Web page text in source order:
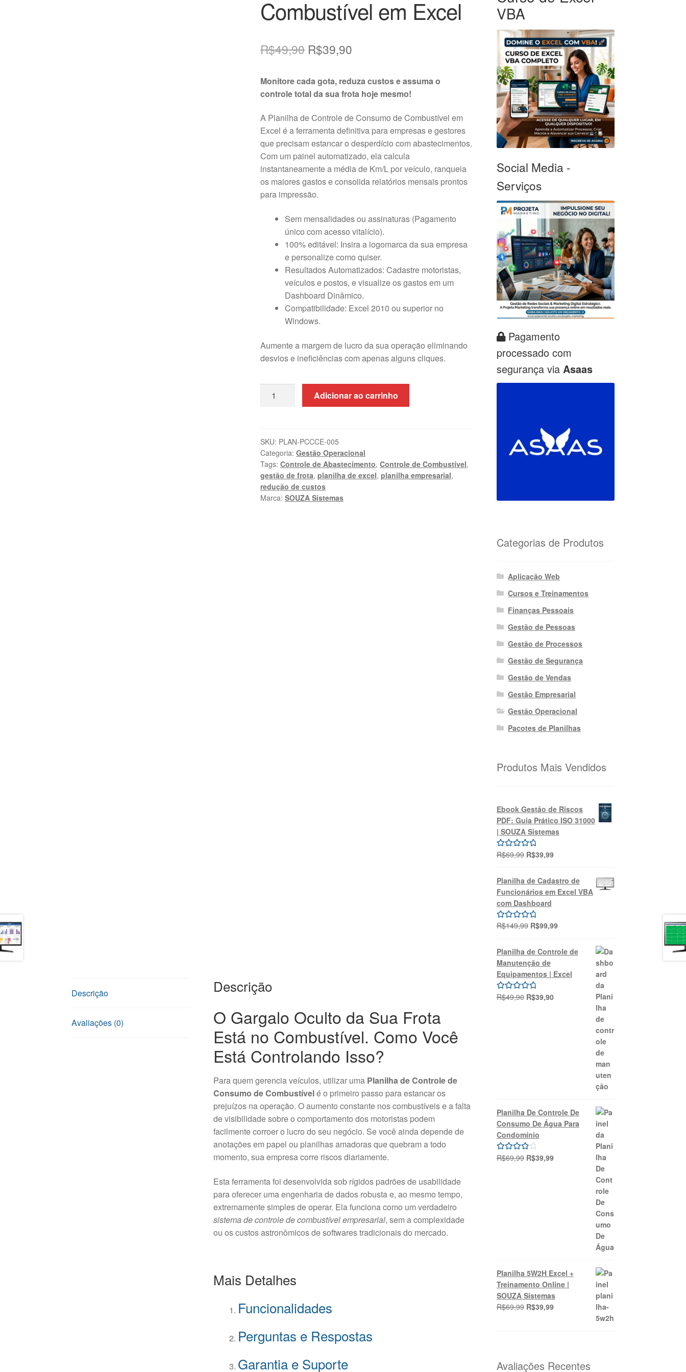
Combustível em Excel
R$49,90 O
original
R$49,90.
R$39,90
atual
R$39,90.
Monitore cada gota, reduza custos e assuma o
controle total da sua frota hoje mesmo!
A Planilha de Controle de Consumo de Combustível em
Excel é a ferramenta definitiva para empresas e gestores
que precisam estancar o desperdício com abastecimentos.
Com um painel automatizado, ela calcula
instantaneamente a média de Km/L por veículo, ranqueia
os maiores gastos e consolida relatórios mensais prontos
para impressão.
Sem mensalidades ou assinaturas (Pagamento
único com acesso vitalício).
100% editável: Insira a logomarca da sua empresa
e personalize como quiser.
Resultados Automatizados: Cadastre motoristas,
veículos e postos, e visualize os gastos em um
Dashboard Dinâmico.
Compatibilidade: Excel 2010 ou superior no
Windows.
Aumente a margem de lucro da sua operação eliminando
desvios e ineficiências com apenas alguns cliques.
Consumo
de
Combustível
em
Excel
quantidade
Adicionar ao carrinho
SKU: PLAN-PCCCE-005
Categoria:Gestão Operacional
Tags:Controle de Abastecimento,Controle de Combustível,
gestão de frota,planilha de excel,planilha empresarial,
redução de custos
Marca:SOUZA Sistemas
Descrição
Avaliações (0)
Descrição
O Gargalo Oculto da Sua Frota
Está no Combustível. Como Você
Está Controlando Isso?
Para quem gerencia veículos, utilizar uma Planilha de Controle de
Consumo de Combustívelé o primeiro passo para estancar os
prejuízos na operação. O aumento constante nos combustíveis e a falta
de visibilidade sobre o comportamento dos motoristas podem
facilmente corroer o lucro do seu negócio. Se você ainda depende de
anotações em papel ou planilhas amadoras que quebram a todo
momento, sua empresa corre riscos diariamente.
Esta ferramenta foi desenvolvida sob rígidos padrões de usabilidade
para oferecer uma engenharia de dados robusta e, ao mesmo tempo,
extremamente simples de operar. Ela funciona como um verdadeiro
sistema de controle de combustível empresarial, sem a complexidade
ou os custos astronômicos de softwares tradicionais do mercado.
Mais Detalhes
Funcionalidades
Perguntas e Respostas
Garantia e Suporte
VBA
Social Media -
Serviços
Pagamento
processado com
segurança via Asaas
Categorias de Produtos
Aplicação Web
Cursos e Treinamentos
Finanças Pessoais
Gestão de Pessoas
Gestão de Processos
Gestão de Segurança
Gestão de Vendas
Gestão Empresarial
Gestão Operacional
Pacotes de Planilhas
Produtos Mais Vendidos
Ebook Gestão de Riscos
PDF: Guia Prático ISO 31000
| SOUZA Sistemas
Avaliação
R$69,99 O
original
era:
R$69,99.
R$39,99O
é:
R$39,99.
Planilha de Cadastro de
Funcionários em Excel VBA
com Dashboard
Avaliação
R$149,99 O
original
era:
R$149,99.
R$99,99O
atual
é:
R$99,99.
Planilha de Controle de
Manutenção de
Equipamentos | Excel
Avaliação
R$49,90 O
R$39,90O
Planilha De Controle De
Consumo De Água Para
Condomínio
Avaliação
R$69,99 O
R$39,99O
Planilha 5W2H Excel +
Treinamento Online |
SOUZA Sistemas
R$69,99 O
R$39,99O
Avaliações Recentes